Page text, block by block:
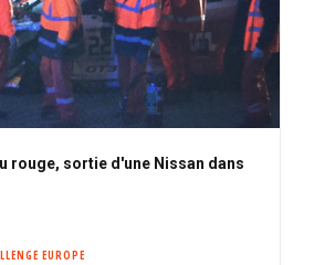
rouge, sortie d'une Nissan dans
EUROPE